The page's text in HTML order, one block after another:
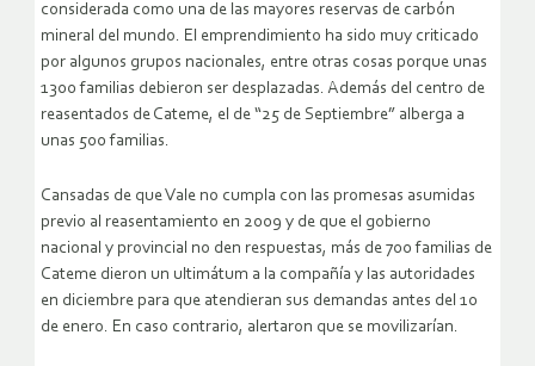
considerada como una de las mayores reservas de carbón
mineral del mundo. El emprendimiento ha sido muy criticado
por algunos grupos nacionales, entre otras cosas porque unas
1300 familias debieron ser desplazadas. Además del centro de
reasentados de Cateme, el de “25 de Septiembre” alberga a
unas 500 familias.
Cansadas de que Vale no cumpla con las promesas asumidas
previo al reasentamiento en 2009 y de que el gobierno
nacional y provincial no den respuestas, más de 700 familias de
Cateme dieron un ultimátum a la compañía y las autoridades
en diciembre para que atendieran sus demandas antes del 10
de enero. En caso contrario, alertaron que se movilizarían.